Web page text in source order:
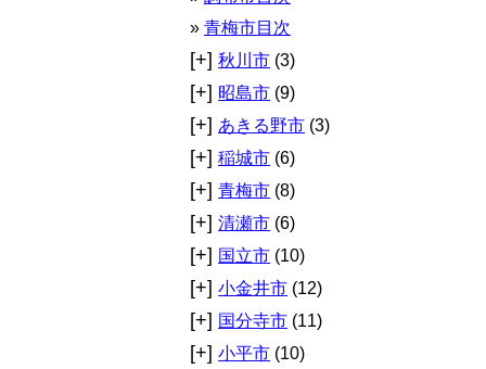
青梅市目次
[+] 秋川市 (3)
[+] 昭島市 (9)
[+] あきる野市 (3)
[+] 稲城市 (6)
[+] 青梅市 (8)
[+] 清瀬市 (6)
[+] 国立市 (10)
[+] 小金井市 (12)
[+] 国分寺市 (11)
[+] 小平市 (10)